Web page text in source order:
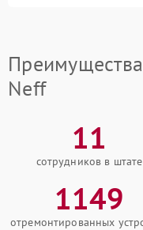
Neff
11
сотрудников в штате
1149
отремонтированных